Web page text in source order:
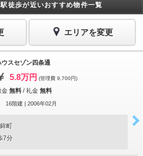
徒歩が近いおすすめ物件一覧
エリアを変更
ウスセゾン四条通
5.8万円 (管理費 9,700円)
金 無料 /礼金 無料
16階建 | 2006年02月
町
7分